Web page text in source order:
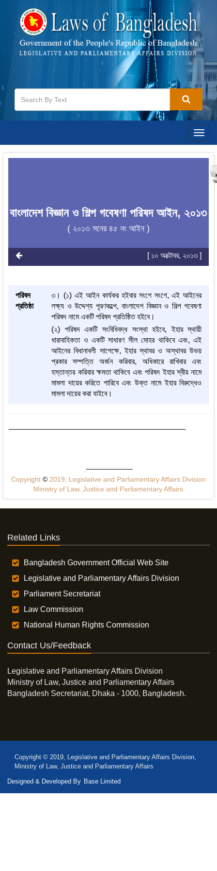
বাংলাদেশ বিজ্ঞান ও শিল্প গবেষণা পরিষদ আইন, ২০১৩
( ২০১৩ সনের ৪৫ নং আইন )
[ ১০ অক্টোবর, ২০১৩ ]
পরিষদ
প্রতিষ্ঠা
৩। (১) এই আইন কার্যকর হইবার সংগে সংগে, এই আইনের
লক্ষ্য ও উদ্দেশ্য পূরণকল্পে, বাংলাদেশ বিজ্ঞান ও শিল্প গবেষণা
পরিষদ নামে একটি পরিষদ প্রতিষ্ঠিত হইবে।
(২) পরিষদ একটি সংবিধিবদ্ধ সংস্থা হইবে, ইহার স্থায়ী
ধারাবাহিকতা ও একটি সাধারণ সীল মোহর থাকিবে এবং, এই
আইনের বিধানাবলী সাপেক্ষে, ইহার স্থাবর ও অস্থাবর উভয়
প্রকার সম্পত্তি অর্জন করিবার, অধিকারে রাখিবার এবং
হস্তান্তর করিবার ক্ষমতা থাকিবে এবং পরিষদ ইহার স্বীয় নামে
মামলা দায়ের করিতে পারিবে এবং উক্ত নামে ইহার বিরুদ্ধেও
মামলা দায়ের করা যাইবে।
Copyright ©2019, Legislative and Parliamentary Affairs Division
Ministry of Law, Justice and Parliamentary Affairs
Related Links
Bangladesh Government Official Web Site
Legislative and Parliamentary Affairs Division
Parliament Secretariat
Law Commission
National Human Rights Commission
Contact Us/Feedback
Legislative and Parliamentary Affairs Division
Ministry of Law, Justice and Parliamentary Affairs
Bangladesh Secretariat, Dhaka - 1000, Bangladesh.
Copyright © 2019, Legislative and Parliamentary Affairs Division,
Ministry of Law, Justice and Parliamentary Affairs
Designed & Developed By Base Limited